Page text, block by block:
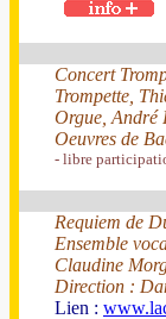
Concert
Trompette,
Orgue, André
Oeuvres de
- libre
Requiem de
Ensemble
Claudine
Direction :
Lien :